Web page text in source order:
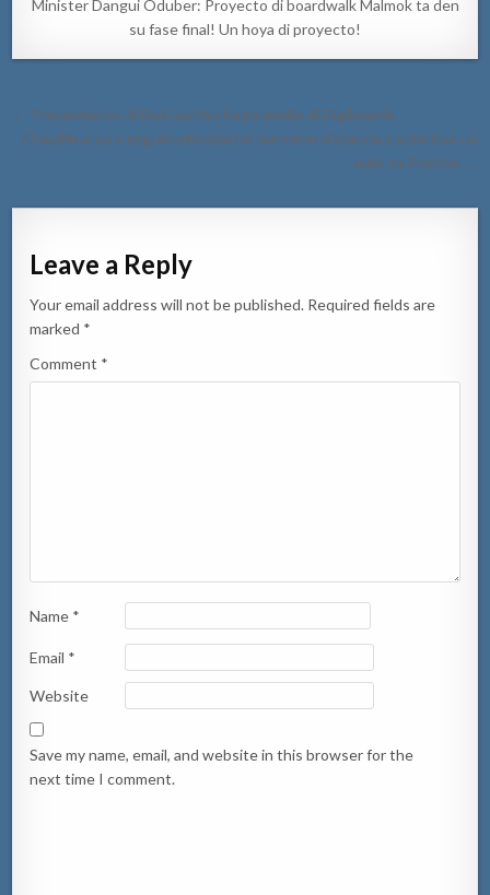
Minister Dangui Oduber: Proyecto di boardwalk Malmok ta den
su fase final! Un hoya di proyecto!
Post
navigation
← Presentacion di Buki pa Mucha pa medio di Digiboards
Chauffeur no a regula velocidad ni mantene distancia y a dal tras un
auto na Ponton →
Leave a Reply
Your email address will not be published. Required fields are
marked *
Comment *
Name *
Email *
Website
Save my name, email, and website in this browser for the
next time I comment.